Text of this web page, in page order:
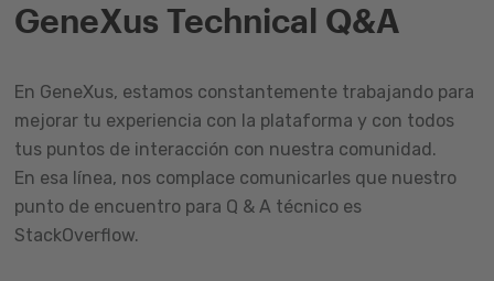
GeneXus Technical Q&A
En GeneXus, estamos constantemente trabajando para
mejorar tu experiencia con la plataforma y con todos
tus puntos de interacción con nuestra comunidad.
En esa línea, nos complace comunicarles que nuestro
punto de encuentro para Q & A técnico es
StackOverflow.